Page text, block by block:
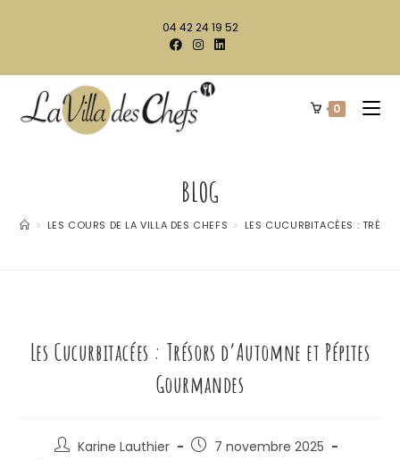
04 42 24 19 52
0
BLOG
> LES COURS DE LA VILLA DES CHEFS > LES CUCURBITACÉES :
Les Cucurbitacées : Trésors d’Automne et Pépites
Gourmandes
Karine Lauthier
7 novembre 2025